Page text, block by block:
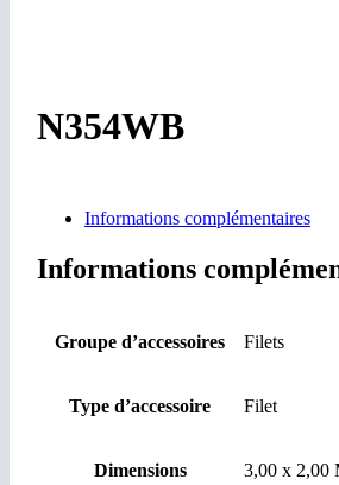
N354WB
Informations complémentaires
Informations
Groupe d’accessoires Filets
Type d’accessoire Filet
Dimensions 3,00 x 2,00